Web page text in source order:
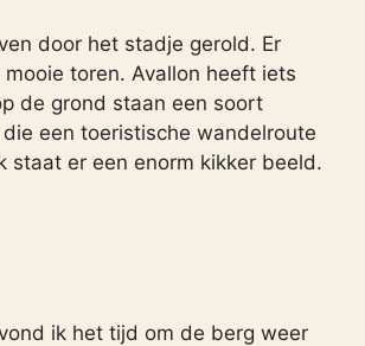
door het stadje gerold. Er
toren. Avallon heeft iets
de grond staan een soort
een toeristische wandelroute
staat er een enorm kikker beeld.
ik het tijd om de berg weer